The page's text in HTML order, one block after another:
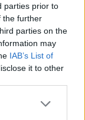
parties prior to
the further
parties on the
may
IAB’s List of
it to other